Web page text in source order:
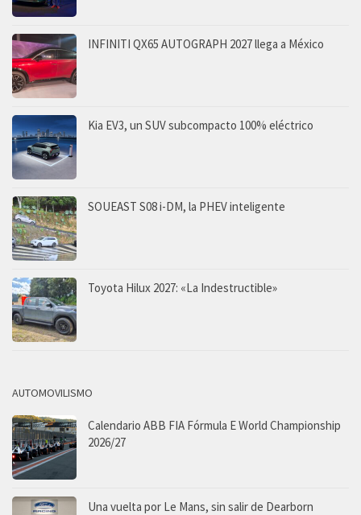
INFINITI QX65 AUTOGRAPH 2027 llega a México
Kia EV3, un SUV subcompacto 100% eléctrico
SOUEAST S08 i-DM, la PHEV inteligente
Toyota Hilux 2027: «La Indestructible»
AUTOMOVILISMO
Calendario ABB FIA Fórmula E World Championship
2026/27
Una vuelta por Le Mans, sin salir de Dearborn